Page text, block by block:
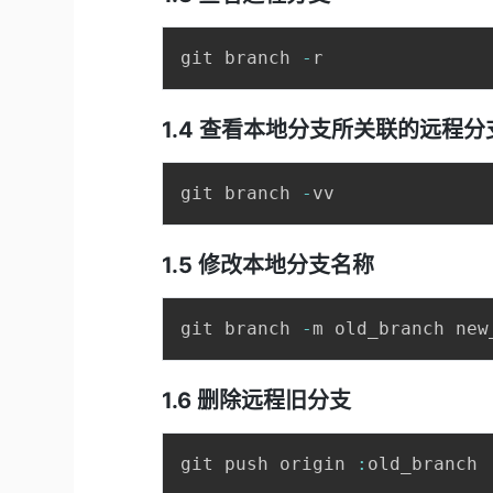
git branch -
1.4 查看本地分支所关联的远程分
git branch -
1.5 修改本地分支名称
git branch -
1.6 删除远程旧分支
git push origin :